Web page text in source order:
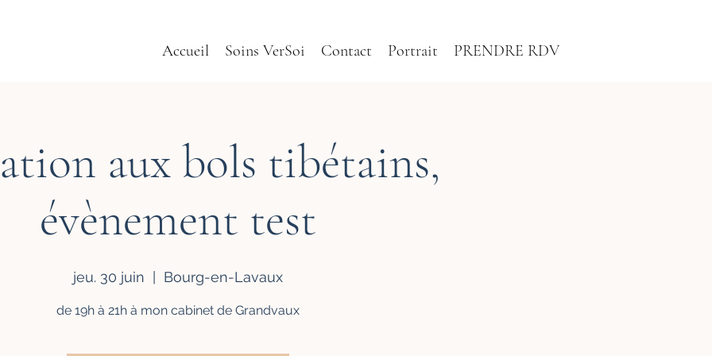
Accueil Soins VerSoi Contact Portrait PRENDRE RDV
aux bols tibétains,
évènement test
jeu. 30 juin Bourg-en-Lavaux
de 19h à 21h à mon cabinet de Grandvaux